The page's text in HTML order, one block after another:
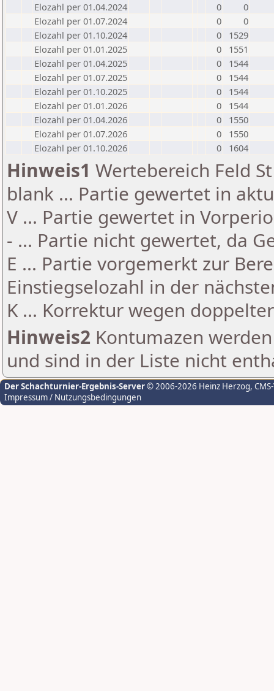
Elozahl per 01.04.2024
0
0
Elozahl per 01.07.2024
0
0
Elozahl per 01.10.2024
0
1529
Elozahl per 01.01.2025
0
1551
Elozahl per 01.04.2025
0
1544
Elozahl per 01.07.2025
0
1544
Elozahl per 01.10.2025
0
1544
Elozahl per 01.01.2026
0
1544
Elozahl per 01.04.2026
0
1550
Elozahl per 01.07.2026
0
1550
Elozahl per 01.10.2026
0 1604
Hinweis1 Wertebereich Feld
blank ... Partie gewertet in
V ... Partie gewertet in
- ... Partie nicht gewertet, da
E ... Partie vorgemerkt zur
Einstiegselozahl in der
K ... Korrektur wegen
Hinweis2 Kontumazen
und sind in der Liste nicht
Der Schachturnier-Ergebnis-Server© 2006-2026 Heinz Herzog,
Impressum / Nutzungsbedingungen